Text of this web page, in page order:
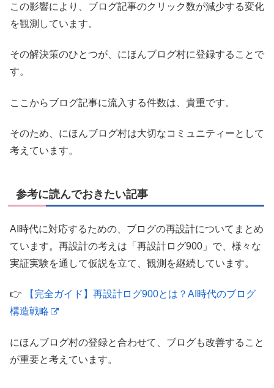
この影響により、ブログ記事のクリック数が減少する変化
を観測しています。
その解決策のひとつが、にほんブログ村に登録することで
す。
ここからブログ記事に流入する件数は、貴重です。
そのため、にほんブログ村は大切なコミュニティーとして
考えています。
参考に読んでおきたい記事
AI時代に対応するための、ブログの再設計についてまとめ
ています。再設計の考えは「再設計ログ900」で、様々な
実証実験を通して仮説を立て、観測を継続しています。
👉
【完全ガイド】再設計ログ900とは？AI時代のブログ
構造戦略
にほんブログ村の登録と合わせて、ブログも改善すること
が重要と考えています。